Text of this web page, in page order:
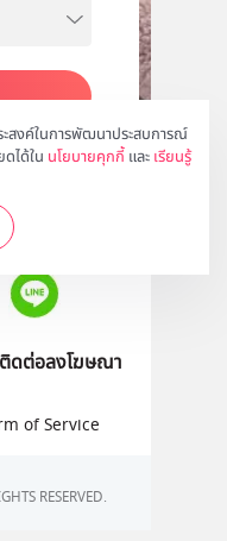
สงค์ในการพัฒนาประสบการณ์
ได้ใน นโยบายคุกกี้ และ เรียนรู้
ที่
ติดต่อลงโฆษณา
of Service
RESERVED.